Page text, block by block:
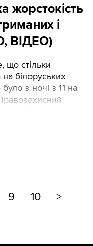
жорстокість
і
ВІДЕО)
що стільки
на білоруських
з ночі з 11 на
9 10 >